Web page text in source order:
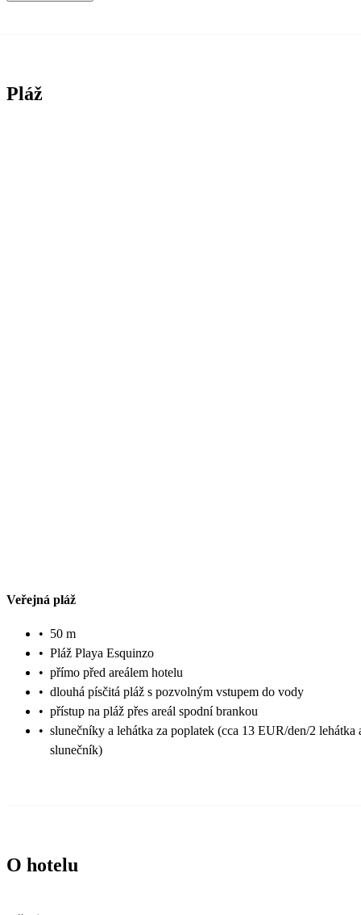
Pláž
Veřejná pláž
• 50 m
• Pláž Playa Esquinzo
• přímo před areálem hotelu
• dlouhá písčitá pláž s pozvolným vstupem do vody
• přístup na pláž přes areál spodní brankou
• slunečníky a lehátka za poplatek (cca 13 EUR/den/2 lehátka
slunečník)
O hotelu